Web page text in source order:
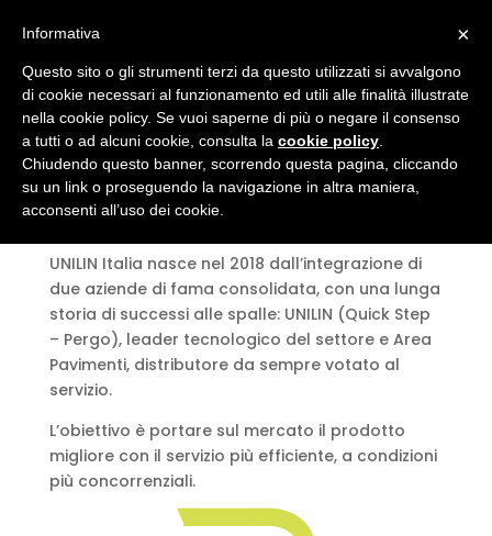
Unilin Italia
UNILIN Italia nasce nel 2018 dall’integrazione di
due aziende di fama consolidata, con una lunga
storia di successi alle spalle: UNILIN (Quick Step
– Pergo), leader tecnologico del settore e Area
Pavimenti, distributore da sempre votato al
servizio.
L’obiettivo è portare sul mercato il prodotto
migliore con il servizio più efficiente, a condizioni
più concorrenziali.
×
Informativa
Questo sito o gli strumenti terzi da questo utilizzati si avvalgono
di cookie necessari al funzionamento ed utili alle finalità illustrate
nella cookie policy. Se vuoi saperne di più o negare il consenso
a tutti o ad alcuni cookie, consulta la cookie policy
Chiudendo questo banner, scorrendo questa pagina, cliccando
su un link o proseguendo la navigazione in altra maniera,
acconsenti all’uso dei cookie.